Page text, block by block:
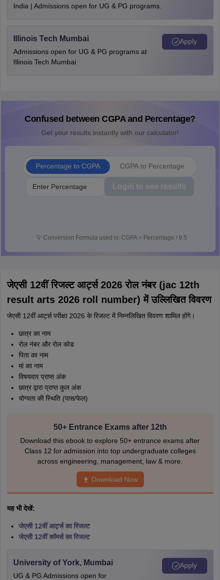
India | Admissions open for UG & PG programs.
Illinois Tech Mumbai
Admissions open for UG & PG programs at
Illinois Tech Mumbai
Apply
Confused between CGPA and Percentage?
Get your results instantly with our calculator!
Percentage to CGPA CGPA to Percentage
Login to see results
💡 Conversion Formula used is: CGPA = Percentage / 9.5
जेएसी 12वीं रिजल्ट आर्ट्स 2026 रोल नंबर (jac 12th
result arts 2026 roll number) में उल्लिखित विवरण
जेएसी 12वीं आर्ट्स परीक्षा 2026 के रिजल्ट में निम्नलिखित विवरण शामिल होंगे।
छात्र का नाम
रोल नंबर और रोल कोड
पिता का नाम
मां का नाम
विषयवार प्राप्त अंक
छात्र द्वारा प्राप्त कुल अंक
योग्यता की स्थिति (पास/फेल)
50+ Entrance Exams after 12th
Download this ebook to explore 50+ entrance exams after
Class 12 for admission into top undergraduate colleges
across engineering, management, law & more.
Download Now
यह भी देखें:
जेएसी 12वीं आर्ट्स का रिजल्ट
जेएसी 12वीं कॉमर्स का रिजल्ट
University of York, Mumbai
UG & PG Admissions open for
Apply